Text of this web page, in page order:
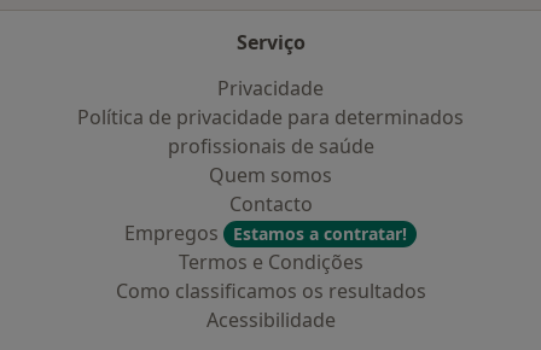
Serviço
Privacidade
Política de privacidade para determinados
profissionais de saúde
Quem somos
Contacto
Empregos
Estamos a contratar!
Termos e Condições
Como classificamos os resultados
Acessibilidade